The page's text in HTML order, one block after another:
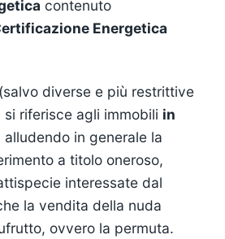
contenuto
Energetica
diverse e più restrittive
riferisce agli immobili in
alludendo in generale la
a titolo oneroso,
interessate dal
la vendita della nuda
ovvero la permuta.